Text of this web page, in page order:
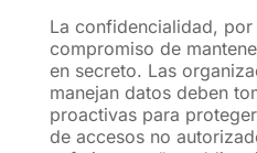
La confidencialidad, por
compromiso de
en secreto. Las
manejan datos deben
proactivas para
de accesos no